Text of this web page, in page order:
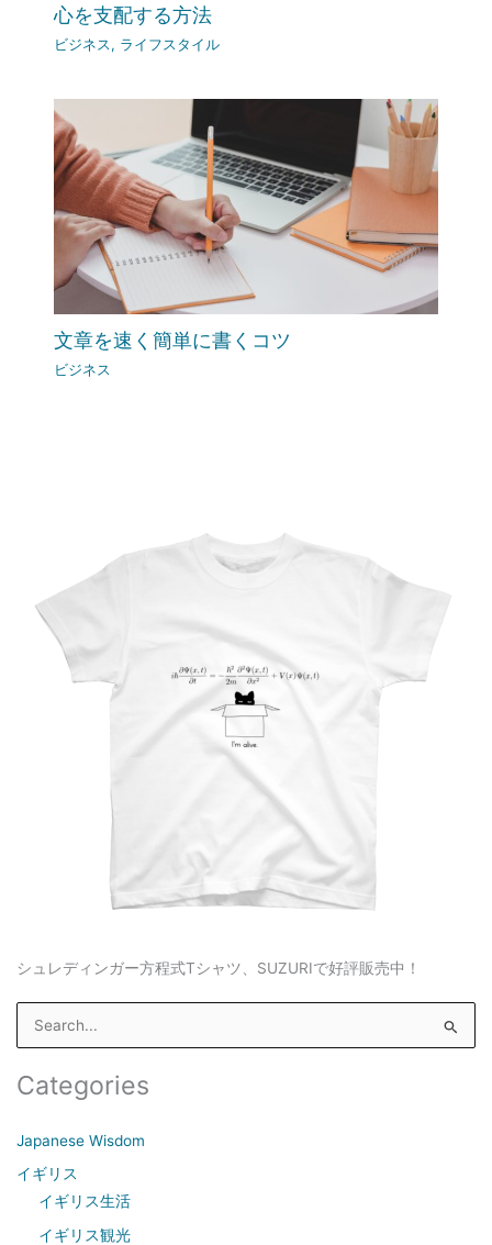
心を支配する方法
ビジネス , ライフスタイル
文章を速く簡単に書くコツ
ビジネス
シュレディンガー方程式Tシャツ、SUZURIで好評販売中！
e
a
c
Categories
Japanese Wisdom
イギリス
イギリス生活
イギリス観光